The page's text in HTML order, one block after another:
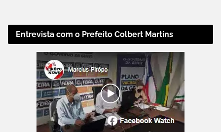
Entrevista com o Prefeito Colbert Martins